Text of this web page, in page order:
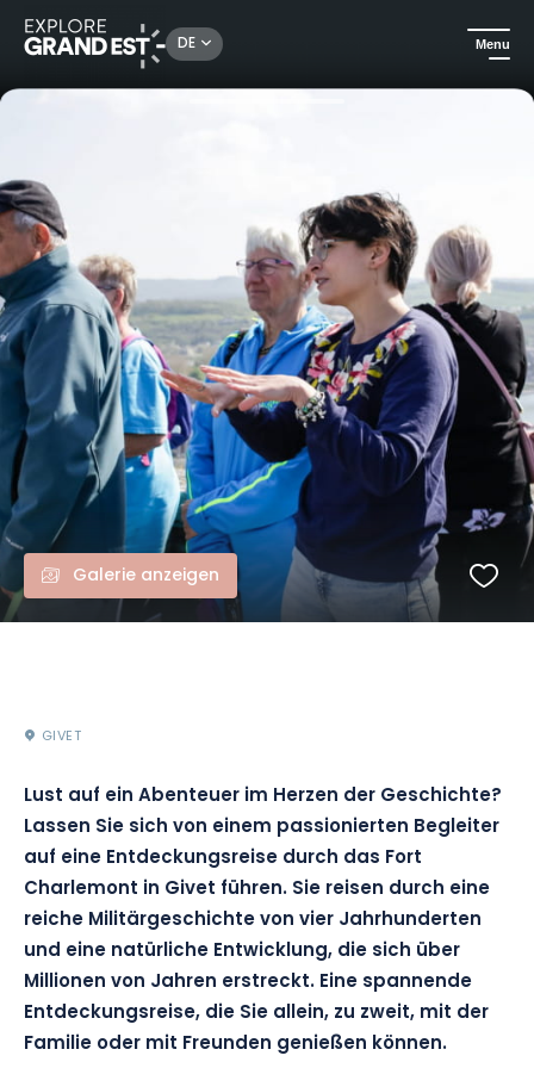
DE Menu
Sehenswertes in der Region Grand Est Geführte Besichtigung der Festung Charlemont
Galerie anzeigen
GIVET
Lust auf ein Abenteuer im Herzen der Geschichte?
Lassen Sie sich von einem passionierten Begleiter
auf eine Entdeckungsreise durch das Fort
Charlemont in Givet führen. Sie reisen durch eine
reiche Militärgeschichte von vier Jahrhunderten
und eine natürliche Entwicklung, die sich über
Millionen von Jahren erstreckt. Eine spannende
Entdeckungsreise, die Sie allein, zu zweit, mit der
Familie oder mit Freunden genießen können.